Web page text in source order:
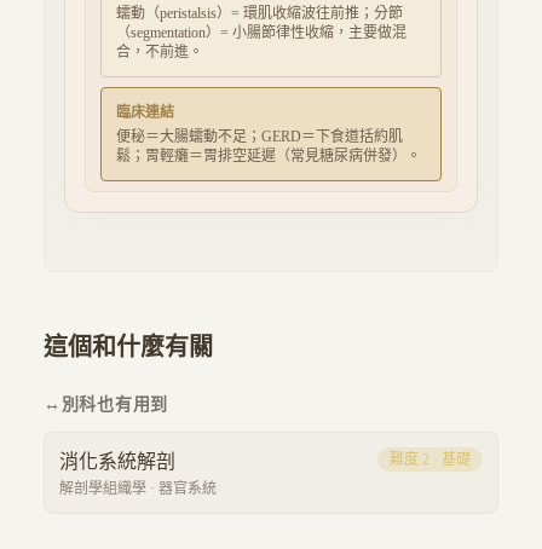
蠕動（peristalsis）= 環肌收縮波往前推；分節
（segmentation）= 小腸節律性收縮，主要做混
合，不前進。
臨床連結
便秘＝大腸蠕動不足；GERD＝下食道括約肌
鬆；胃輕癱＝胃排空延遲（常見糖尿病併發）。
這個和什麼有關
↔ 別科也有用到
消化系統解剖
解剖學組織學 · 器官系統
難度 2 · 基礎